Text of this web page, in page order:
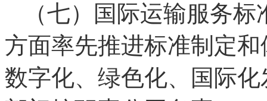
（七）国际运输服务
方面率先推进标准制定
数字化、绿色化、国际